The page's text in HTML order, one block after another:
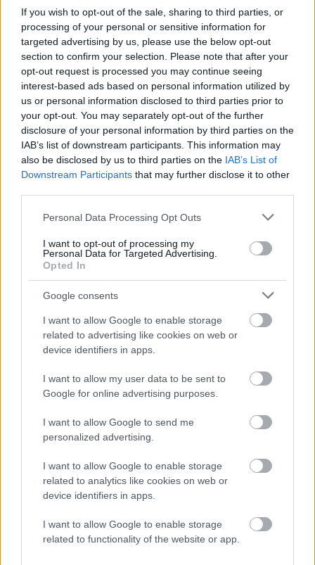
If you wish to opt-out of the sale, sharing to third parties, or
processing of your personal or sensitive information for
targeted advertising by us, please use the below opt-out
section to confirm your selection. Please note that after your
opt-out request is processed you may continue seeing
interest-based ads based on personal information utilized by
us or personal information disclosed to third parties prior to
your opt-out. You may separately opt-out of the further
disclosure of your personal information by third parties on the
IAB’s list of downstream participants. This information may
also be disclosed by us to third parties on the IAB’s List of
Downstream Participants that may further disclose it to other
Please note that this website/app uses one or more Google
not limited to your visit or usage behaviour. You may click to
grant or deny consent to Google and its third-party tags to
use your data for below specified purposes in below Google
Personal Data Processing Opt Outs
I want to opt-out of processing my
Personal Data for Targeted Advertising.
Opted In
Google consents
I want to allow Google to enable storage
related to advertising like cookies on web or
device identifiers in apps.
I want to allow my user data to be sent to
Google for online advertising purposes.
I want to allow Google to send me
personalized advertising.
I want to allow Google to enable storage
related to analytics like cookies on web or
device identifiers in apps.
I want to allow Google to enable storage
related to functionality of the website or app.
Zadnje objave
Rogla bo gostila tradicionalni 34. praznik šoferjev in